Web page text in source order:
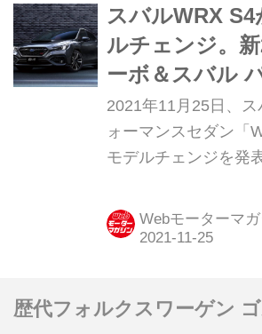
ルレヴォーグ」に、
プさせた新グレード
STI Sport R EX」が
モデルと同日に発表
S4」と同じ、新開発
2.4L直噴ターボ「
375Nm）を搭載...
スバルWRX
ルチェンジ。
ーボ＆スバル
ストランスミ
ポーツ性能が
2021年11月25日、
ォーマンスセダン「
モデルチェンジを発
ル パフォーマンスト
ン」との組合せで、
Webモーターマ
歴代フォルクスワーゲン